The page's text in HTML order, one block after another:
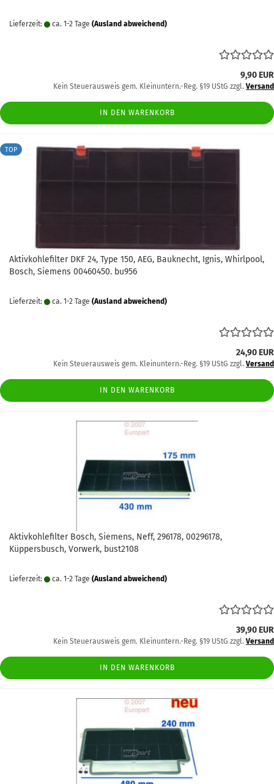
Lieferzeit: ca. 1-2 Tage (Ausland abweichend)
9,90 EUR
Kein Steuerausweis gem. Kleinuntern.-Reg. §19 UStG zzgl. Versand
IN DEN WARENKORB
TOP
Aktivkohlefilter DKF 24, Type 150, AEG, Bauknecht, Ignis, Whirlpool,
Bosch, Siemens 00460450. bu956
Lieferzeit: ca. 1-2 Tage (Ausland abweichend)
24,90 EUR
Kein Steuerausweis gem. Kleinuntern.-Reg. §19 UStG zzgl. Versand
IN DEN WARENKORB
Aktivkohlefilter Bosch, Siemens, Neff, 296178, 00296178,
Küppersbusch, Vorwerk, bust2108
Lieferzeit: ca. 1-2 Tage (Ausland abweichend)
39,90 EUR
Kein Steuerausweis gem. Kleinuntern.-Reg. §19 UStG zzgl. Versand
IN DEN WARENKORB